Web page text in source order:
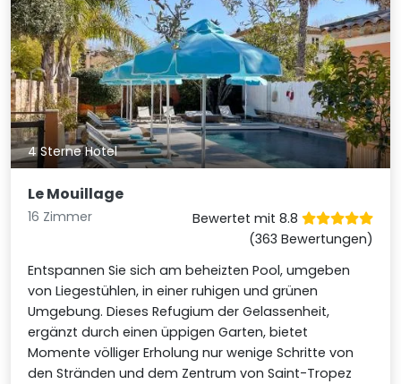
4 Sterne Hotel
Le Mouillage
16 Zimmer
Bewertet mit 8.8
(363 Bewertungen)
Entspannen Sie sich am beheizten Pool, umgeben
von Liegestühlen, in einer ruhigen und grünen
Umgebung. Dieses Refugium der Gelassenheit,
ergänzt durch einen üppigen Garten, bietet
Momente völliger Erholung nur wenige Schritte von
den Stränden und dem Zentrum von Saint-Tropez